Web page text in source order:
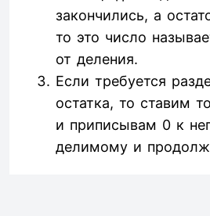
закончились, а
то это число
от деления.
Если требуется
остатка, то ставим
и приписывам 0 к
делимому и